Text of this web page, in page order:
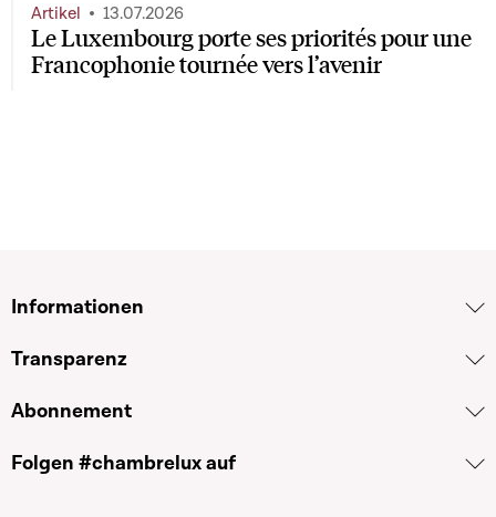
Le Luxembourg porte ses priorités pour une
Francophonie tournée vers l’avenir
Artikel 13.07.2026
Informationen
Transparenz
Abonnement
Folgen #chambrelux auf